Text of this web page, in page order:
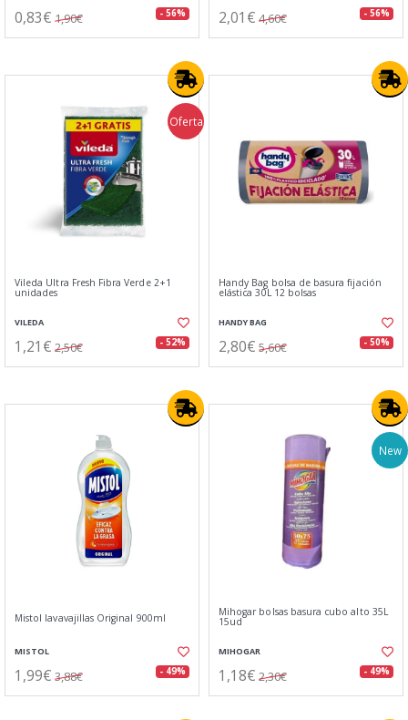
0,83€ 1,90€ - 56% 2,01€ 4,60€ - 56%
Oferta
Vileda Ultra Fresh Fibra Verde 2+1
unidades
VILEDA
1,21€ 2,50€ - 52%
Handy Bag bolsa de basura fijación
elástica 30L 12 bolsas
HANDY BAG
2,80€ 5,60€ - 50%
Mistol lavavajillas Original 900ml
MISTOL
1,99€ 3,88€ - 49%
New
Mihogar bolsas basura cubo alto 35L
15ud
MIHOGAR
1,18€ 2,30€ - 49%